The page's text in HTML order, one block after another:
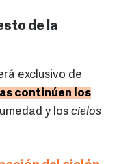
de la
exclusivo de
continúen los
y los cielos